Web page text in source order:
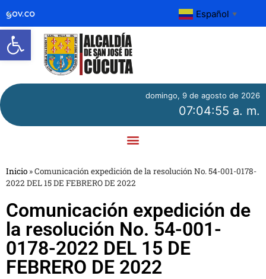
Abrir barra de herramientas
Español ▼
domingo, 9 de agosto de 2026
07:04:55 a. m.
Inicio »Comunicación expedición de la resolución No. 54-001-0178-
2022 DEL 15 DE FEBRERO DE 2022
Comunicación expedición de
la resolución No. 54-001-
0178-2022 DEL 15 DE
FEBRERO DE 2022